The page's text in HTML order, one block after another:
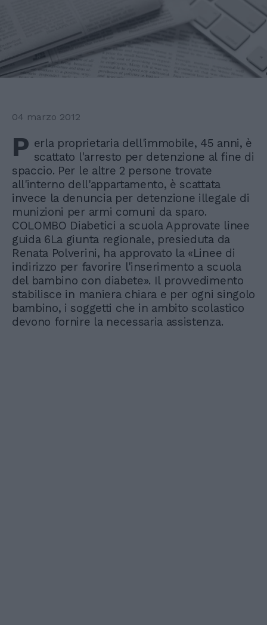
04 marzo 2012
P erla proprietaria dell'immobile, 45 anni, è
scattato l'arresto per detenzione al fine di
spaccio. Per le altre 2 persone trovate
all'interno dell'appartamento, è scattata
invece la denuncia per detenzione illegale di
munizioni per armi comuni da sparo.
COLOMBO Diabetici a scuola Approvate linee
guida 6La giunta regionale, presieduta da
Renata Polverini, ha approvato la «Linee di
indirizzo per favorire l'inserimento a scuola
del bambino con diabete». Il provvedimento
stabilisce in maniera chiara e per ogni singolo
bambino, i soggetti che in ambito scolastico
devono fornire la necessaria assistenza.